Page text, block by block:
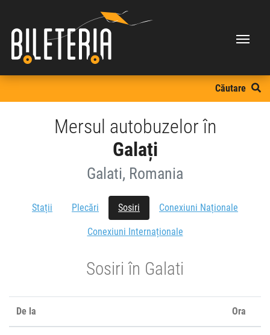
Căutare
Mersul autobuzelor în
Galați
Galati, Romania
Stații Plecări Sosiri Conexiuni Naționale
Conexiuni Internaționale
Sosiri în Galati
De la Ora